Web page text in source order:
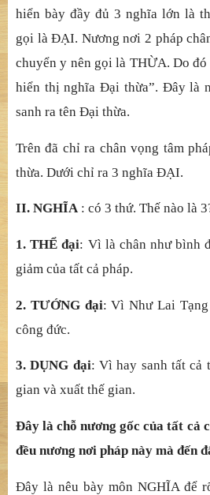
hiển bày đầy đủ 3 nghĩa lớn là
gọi là ĐẠI. Nương nơi 2 pháp
chuyển y nên gọi là THỪA. Do
hiển thị nghĩa Đại thừa”. Đây là
sanh ra tên Đại thừa.
Trên đã chỉ ra chân vọng tâm
thừa. Dưới chỉ ra 3 nghĩa ĐẠI.
II. NGHĨA : có 3 thứ. Thế nào là
1. THỂ đại: Vì là chân như bình
giảm của tất cả pháp.
2. TƯỚNG đại: Vì Như Lai
công đức.
3. DỤNG đại: Vì hay sanh tất cả
gian và xuất thế gian.
Đây là chỗ nương gốc của tất cả
đều nương nơi pháp này mà đến
Đây là nêu bày môn NGHĨA để